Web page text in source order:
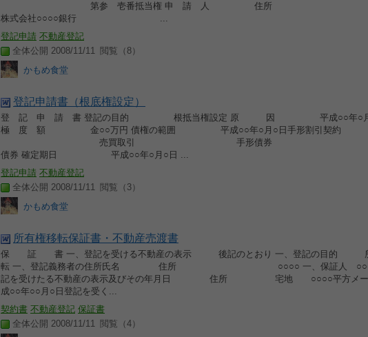
第参 壱番抵当権 申 請 人
株式会社○○○○銀行 ...
登記申請 不動産登記
全体公開 2008/11/11 閲覧（8）
かもめ食堂
登記申請書（根底権設定）
登 記 申 請 書 登記の目的 根抵当権設定 原 因 平成○○年○月○
極 度 額 金○○万円 債権の範囲 平成○○年○月○日手形割引契約
売買取引 手形債券 小切
債券 確定期日 平成○○年○月○日 ...
登記申請 不動産登記
全体公開 2008/11/11 閲覧（3）
かもめ食堂
所有権移転保証書・不動産売渡書
保 証 書 一、登記を受ける不動産の表示 後記のとおり 一、登記の目的
転 一、登記義務者の住所氏名 住所 ○○○○ 一、保証人
記を受けたる不動産の表示及びその年月日 住所 宅地 ○○○○平方メ
成○○年○○月○日登記を受く...
契約書 不動産登記 保証書
全体公開 2008/11/11 閲覧（4）